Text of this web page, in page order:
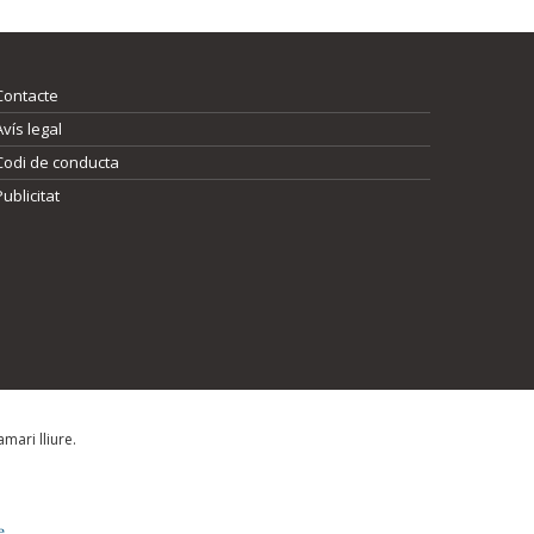
legal
de conducta
lliure.